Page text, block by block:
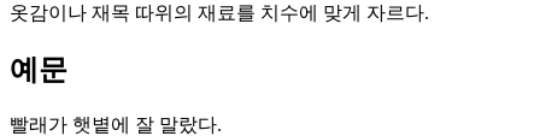
옷감이나 재목 따위의 재료를 치수에 맞게 자르다.
예문
빨래가 햇볕에 잘 말랐다.